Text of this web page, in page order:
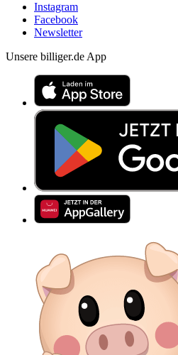
Instagram
Facebook
Newsletter
Unsere billiger.de App